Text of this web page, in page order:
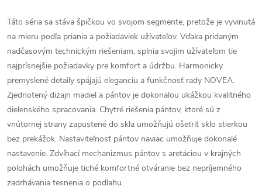
Táto séria sa stáva špičkou vo svojom segmente, pretože je vyvinutá
na mieru podľa priania a požiadaviek užívateľov. Vďaka pridaným
nadčasovým technickým riešeniam, splnia svojim užívateľom tie
najprísnejšie požiadavky pre komfort a údržbu. Harmonicky
premyslené detaily spájajú eleganciu a funkčnosť rady NOVEA.
Zjednotený dizajn madiel a pántov je dokonalou ukážkou kvalitného
dielenského spracovania. Chytré riešenia pántov, ktoré sú z
vnútornej strany zapustené do skla umožňujú ošetriť sklo stierkou
bez prekážok. Nastaviteľnosť pántov naviac umožňuje dokonalé
nastavenie. Zdvíhací mechanizmus pántov s aretáciou v krajných
polohách umožňuje tiché komfortné otváranie bez nepríjemného
zadrhávania tesnenia o podlahu.